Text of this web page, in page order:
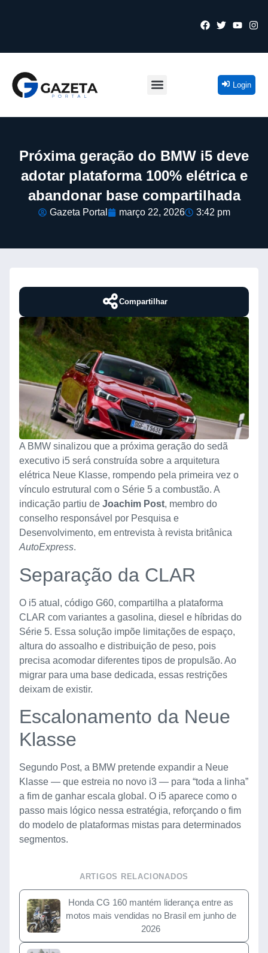
Login
Próxima geração do BMW i5 deve
adotar plataforma 100% elétrica e
abandonar base compartilhada
Gazeta Portal março 22, 2026 3:42 pm
Compartilhar
A BMW sinalizou que a próxima geração do sedã
executivo i5 será construída sobre a arquitetura
elétrica Neue Klasse, rompendo pela primeira vez o
vínculo estrutural com o Série 5 a combustão. A
indicação partiu de Joachim Post, membro do
conselho responsável por Pesquisa e
Desenvolvimento, em entrevista à revista britânica
AutoExpress.
Separação da CLAR
O i5 atual, código G60, compartilha a plataforma
CLAR com variantes a gasolina, diesel e híbridas do
Série 5. Essa solução impõe limitações de espaço,
altura do assoalho e distribuição de peso, pois
precisa acomodar diferentes tipos de propulsão. Ao
migrar para uma base dedicada, essas restrições
deixam de existir.
Escalonamento da Neue
Klasse
Segundo Post, a BMW pretende expandir a Neue
Klasse — que estreia no novo i3 — para “toda a linha”
a fim de ganhar escala global. O i5 aparece como o
passo mais lógico nessa estratégia, reforçando o fim
do modelo de plataformas mistas para determinados
segmentos.
ARTIGOS RELACIONADOS
Honda CG 160 mantém liderança entre as
motos mais vendidas no Brasil em junho de
2026